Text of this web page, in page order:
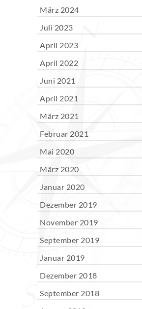
März 2024
Juli 2023
April 2023
April 2022
Juni 2021
April 2021
März 2021
Februar 2021
Mai 2020
März 2020
Januar 2020
Dezember 2019
November 2019
September 2019
Januar 2019
Dezember 2018
September 2018